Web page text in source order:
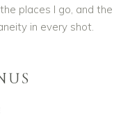
places I go, and the
in every shot.